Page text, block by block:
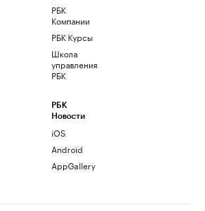
РБК
Компании
РБК Курсы
Школа
управления
РБК
РБК
Новости
iOS
Android
AppGallery